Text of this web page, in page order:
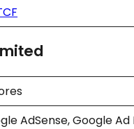
AdSense, Google